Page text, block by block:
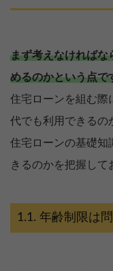
まず考えなければな
めるのかという点で
住宅ローンを組む際
代でも利用できるの
住宅ローンの基礎知
きるのかを把握して
年齢制限は